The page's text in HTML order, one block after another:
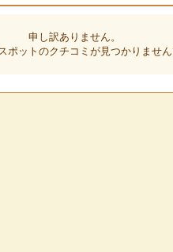
申し訳ありません。
ポットのクチコミが見つかりません